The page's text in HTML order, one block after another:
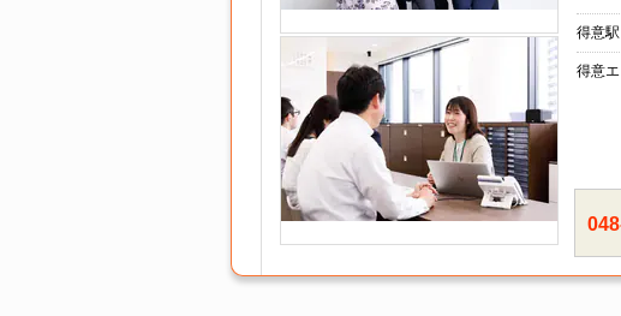
得意駅
得意